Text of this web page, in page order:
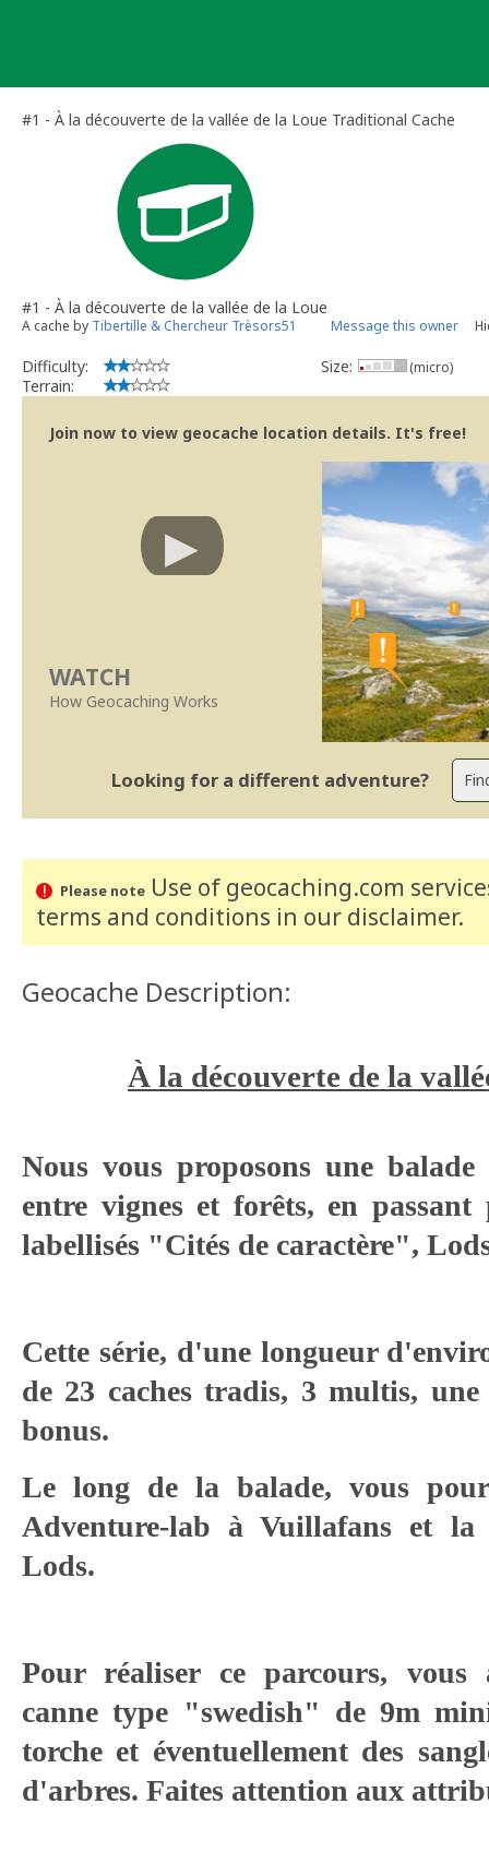
#1 - À la découverte de la vallée de la Loue Traditional Cache
#1 - À la découverte de la vallée de la Loue
A cache by Tibertille & Chercheur Trèsors51 Message this owner
Difficulty:
Terrain:
Size: (micro)
Join now to view geocache location details. It's free!
WATCH
How Geocaching Works
Looking for a different adventure?
Please noteUse of geocaching.com
terms and conditions in our disclaimer.
Geocache Description:
À la découverte de la
Nous vous proposons une
entre vignes et forêts, en
labellisés "Cités de caractère",
Cette série, d'une longueur
de 23 caches tradis, 3 multis,
bonus.
Le long de la balade, vous
Adventure-lab à Vuillafans et la
Lods.
Pour réaliser ce parcours, vous
canne type "swedish" de 9m
torche et éventuellement des
d'arbres. Faites attention aux